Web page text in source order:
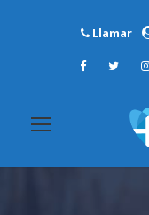
Llamar